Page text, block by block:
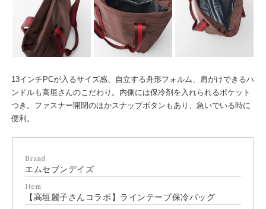
13インチPCが入るサイズ感、自立する舟形フォルム、肩がけできるハ
ンドルも高垣さんのこだわり。内側には保冷剤を入れられるポケット
つき。ファスナー開閉のほかスナップボタンもあり、急いでいる時に
便利。
Brand
エムセブンデイズ
Item
【高垣麗子さんコラボ】ラインテープ保冷バッグ